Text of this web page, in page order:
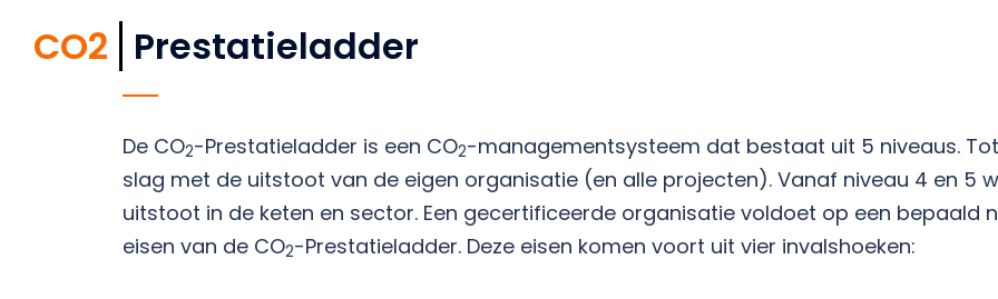
CO2 Prestatieladder
De CO2-Prestatieladder is een CO2-managementsysteem dat bestaat uit 5 niveaus.
slag met de uitstoot van de eigen organisatie (en alle projecten). Vanaf niveau 4 en 5
uitstoot in de keten en sector. Een gecertificeerde organisatie voldoet op een bepaald
eisen van de CO2-Prestatieladder. Deze eisen komen voort uit vier invalshoeken: